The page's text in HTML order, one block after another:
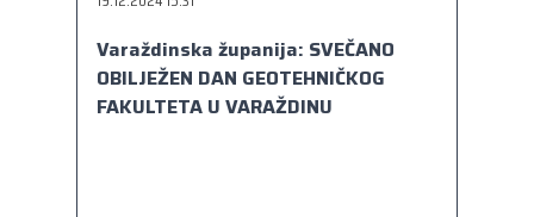
Varaždinska županija: SVEČANO
OBILJEŽEN DAN GEOTEHNIČKOG
FAKULTETA U VARAŽDINU